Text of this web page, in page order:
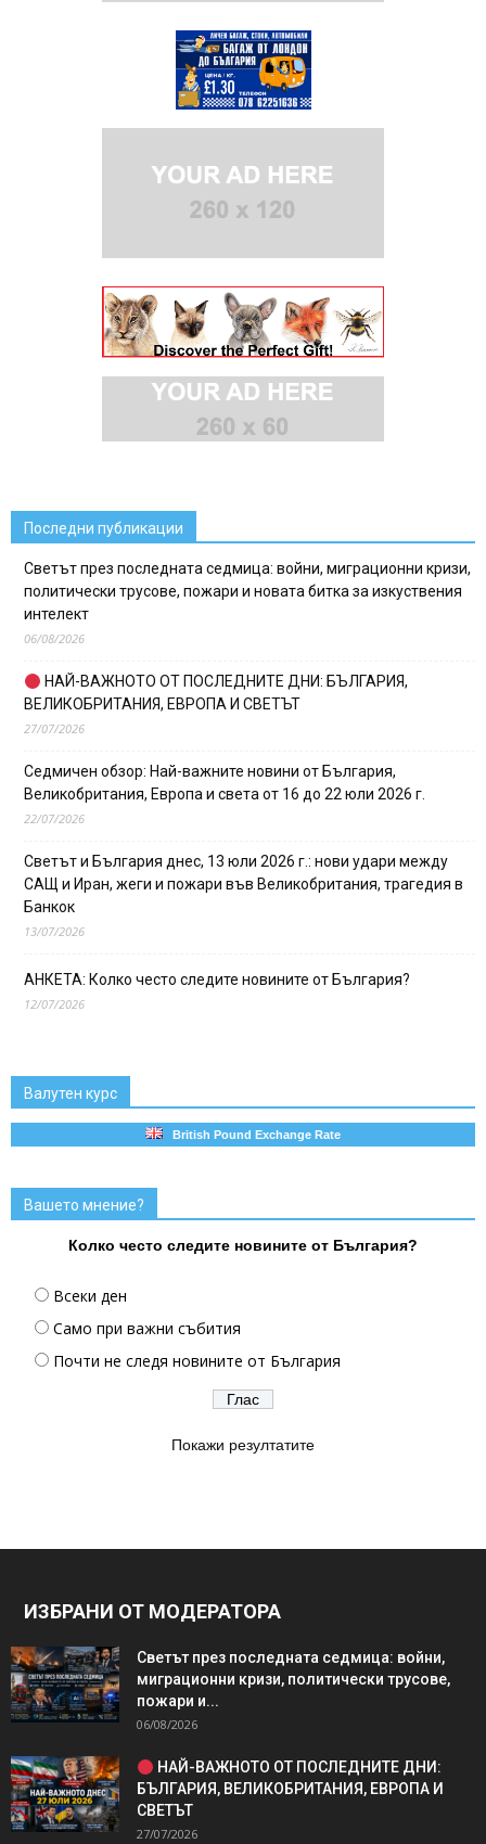
Последни публикации
Светът през последната седмица: войни, миграционни кризи,
политически трусове, пожари и новата битка за изкуствения
интелект
06/08/2026
НАЙ-ВАЖНОТО ОТ ПОСЛЕДНИТЕ ДНИ: БЪЛГАРИЯ,
ВЕЛИКОБРИТАНИЯ, ЕВРОПА И СВЕТЪТ
27/07/2026
Седмичен обзор: Най-важните новини от България,
Великобритания, Европа и света от 16 до 22 юли 2026 г.
22/07/2026
Светът и България днес, 13 юли 2026 г.: нови удари между
САЩ и Иран, жеги и пожари във Великобритания, трагедия в
Банкок
13/07/2026
АНКЕТА: Колко често следите новините от България?
12/07/2026
Валутен курс
British Pound Exchange Rate
Вашето мнение?
Колко често следите новините от България?
Всеки ден
Само при важни събития
Почти не следя новините от България
Покажи резултатите
ИЗБРАНИ ОТ МОДЕРАТОРА
Светът през последната седмица: войни,
миграционни кризи, политически трусове,
пожари и...
06/08/2026
НАЙ-ВАЖНОТО ОТ ПОСЛЕДНИТЕ ДНИ:
БЪЛГАРИЯ, ВЕЛИКОБРИТАНИЯ, ЕВРОПА И
СВЕТЪТ
27/07/2026